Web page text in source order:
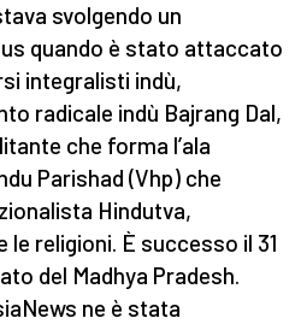
svolgendo un
quando è stato attaccato
integralisti indù,
radicale indù Bajrang Dal,
che forma l’ala
Parishad (Vhp) che
Hindutva,
religioni. È successo il 31
del Madhya Pradesh.
ne è stata